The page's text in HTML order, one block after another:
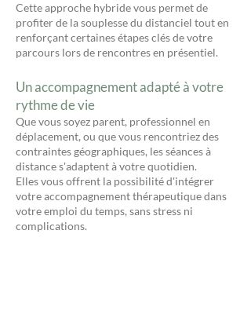
Cette approche hybride vous permet de
profiter de la souplesse du distanciel tout en
renforçant certaines étapes clés de votre
parcours lors de rencontres en présentiel.
Un accompagnement adapté à votre
rythme de vie
Que vous soyez parent, professionnel en
déplacement, ou que vous rencontriez des
contraintes géographiques, les séances à
distance s'adaptent à votre quotidien.
Elles vous offrent la possibilité d'intégrer
votre accompagnement thérapeutique dans
votre emploi du temps, sans stress ni
complications.